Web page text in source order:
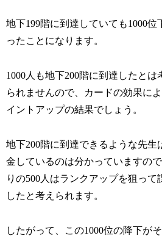
地下199階に到達していても1000位
ったことになります。
1000人も地下200階に到達したとは
られませんので、カードの効果に
イントアップの結果でしょう。
地下200階に到達できるような先生
金しているのは分かっていますの
りの500人はランクアップを狙って
したと考えられます。
したがって、この1000位の降下が